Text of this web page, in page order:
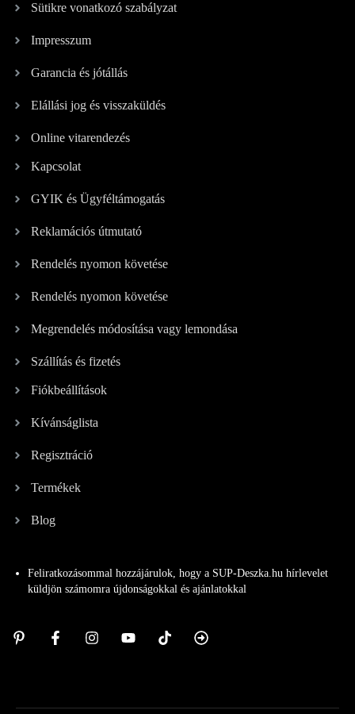
Sütikre vonatkozó szabályzat
Impresszum
Garancia és jótállás
Elállási jog és visszaküldés
Online vitarendezés
Kapcsolat
GYIK és Ügyféltámogatás
Reklamációs útmutató
Rendelés nyomon követése
Rendelés nyomon követése
Megrendelés módosítása vagy lemondása
Szállítás és fizetés
Fiókbeállítások
Kívánságlista
Regisztráció
Termékek
Blog
Feliratkozásommal hozzájárulok, hogy a SUP-Deszka.hu hírlevelet
küldjön számomra újdonságokkal és ajánlatokkal